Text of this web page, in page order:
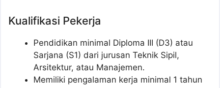
Kualifikasi Pekerja
Pendidikan minimal Diploma III (D3) atau
Sarjana (S1) dari jurusan Teknik Sipil,
Arsitektur, atau Manajemen.
Memiliki pengalaman kerja minimal 1 tahun